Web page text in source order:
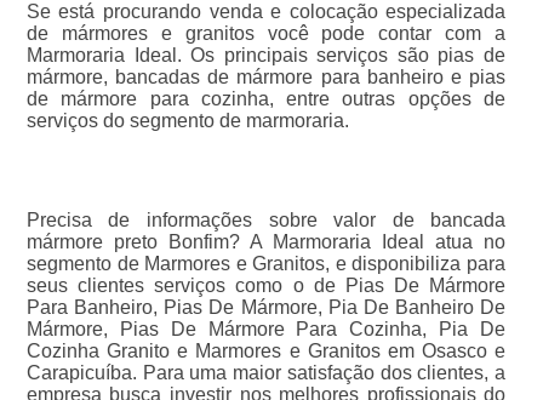
Se está procurando venda e colocação especializada
de mármores e granitos você pode contar com a
Marmoraria Ideal. Os principais serviços são pias de
mármore, bancadas de mármore para banheiro e pias
de mármore para cozinha, entre outras opções de
serviços do segmento de marmoraria.
Precisa de informações sobre valor de bancada
mármore preto Bonfim? A Marmoraria Ideal atua no
segmento de Marmores e Granitos, e disponibiliza para
seus clientes serviços como o de Pias De Mármore
Para Banheiro, Pias De Mármore, Pia De Banheiro De
Mármore, Pias De Mármore Para Cozinha, Pia De
Cozinha Granito e Marmores e Granitos em Osasco e
Carapicuíba. Para uma maior satisfação dos clientes, a
empresa busca investir nos melhores profissionais do